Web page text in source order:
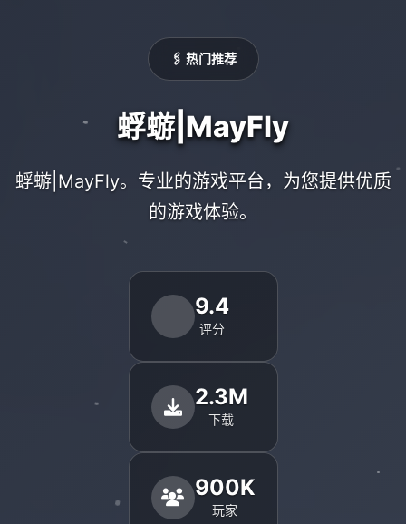
🖇️ 热门推荐
蜉蝣|MayFly
蜉蝣|MayFly。专业的游戏平台，为您提供优质
的游戏体验。
9.4
评分
2.3M
下载
900K
玩家